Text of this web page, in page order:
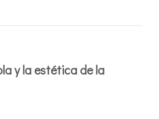
y la estética de la